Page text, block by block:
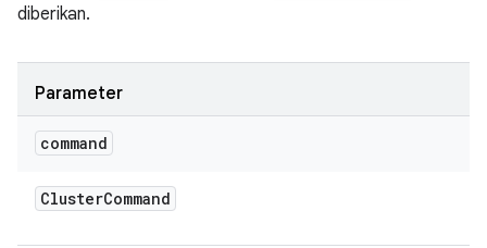
diberikan.
Parameter
command
ClusterCommand